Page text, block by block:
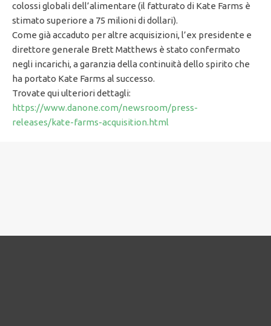
colossi globali dell’alimentare (il fatturato di Kate Farms è
stimato superiore a 75 milioni di dollari).
Come già accaduto per altre acquisizioni, l’ex presidente e
direttore generale Brett Matthews è stato confermato
negli incarichi, a garanzia della continuità dello spirito che
ha portato Kate Farms al successo.
Trovate qui ulteriori dettagli:
https://www.danone.com/newsroom/press-
releases/kate-farms-acquisition.html